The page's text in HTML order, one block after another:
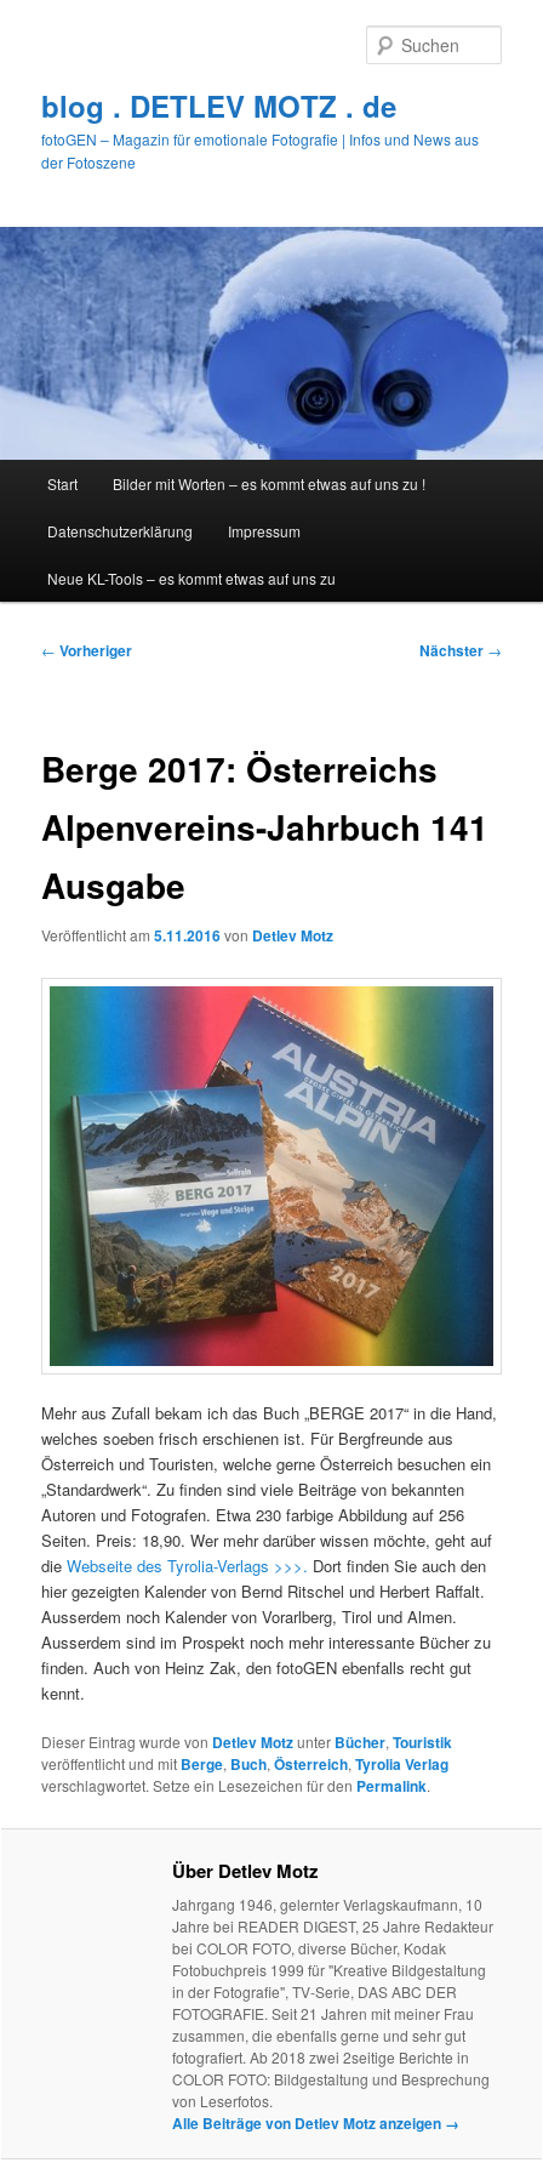
blog . DETLEV MOTZ . de
fotoGEN – Magazin für emotionale Fotografie | Infos und News aus
der Fotoszene
Start Bilder mit Worten – es kommt etwas auf uns zu !
Datenschutzerklärung Impressum
Neue KL-Tools – es kommt etwas auf uns zu
Beitragsnavigation
← Vorheriger Nächster →
Berge 2017: Österreichs
Alpenvereins-Jahrbuch 141
Ausgabe
Veröffentlicht am5.11.2016von Detlev Motz
Mehr aus Zufall bekam ich das Buch „BERGE 2017“ in die Hand,
welches soeben frisch erschienen ist. Für Bergfreunde aus
Österreich und Touristen, welche gerne Österreich besuchen ein
„Standardwerk“. Zu finden sind viele Beiträge von bekannten
Autoren und Fotografen. Etwa 230 farbige Abbildung auf 256
Seiten. Preis: 18,90. Wer mehr darüber wissen möchte, geht auf
die Webseite des Tyrolia-Verlags >>>. Dort finden Sie auch den
hier gezeigten Kalender von Bernd Ritschel und Herbert Raffalt.
Ausserdem noch Kalender von Vorarlberg, Tirol und Almen.
Ausserdem sind im Prospekt noch mehr interessante Bücher zu
finden. Auch von Heinz Zak, den fotoGEN ebenfalls recht gut
kennt.
Dieser Eintrag wurde von Detlev Motzunter Bücher,Touristik
veröffentlicht und mit Berge, Buch,Österreich,Tyrolia Verlag
verschlagwortet. Setze ein Lesezeichen für den Permalink.
Über Detlev Motz
Jahrgang 1946, gelernter Verlagskaufmann, 10
Jahre bei READER DIGEST, 25 Jahre Redakteur
bei COLOR FOTO, diverse Bücher, Kodak
Fotobuchpreis 1999 für "Kreative Bildgestaltung
in der Fotografie", TV-Serie, DAS ABC DER
FOTOGRAFIE. Seit 21 Jahren mit meiner Frau
zusammen, die ebenfalls gerne und sehr gut
fotografiert. Ab 2018 zwei 2seitige Berichte in
COLOR FOTO: Bildgestaltung und Besprechung
von Leserfotos.
Alle Beiträge von Detlev Motz anzeigen →